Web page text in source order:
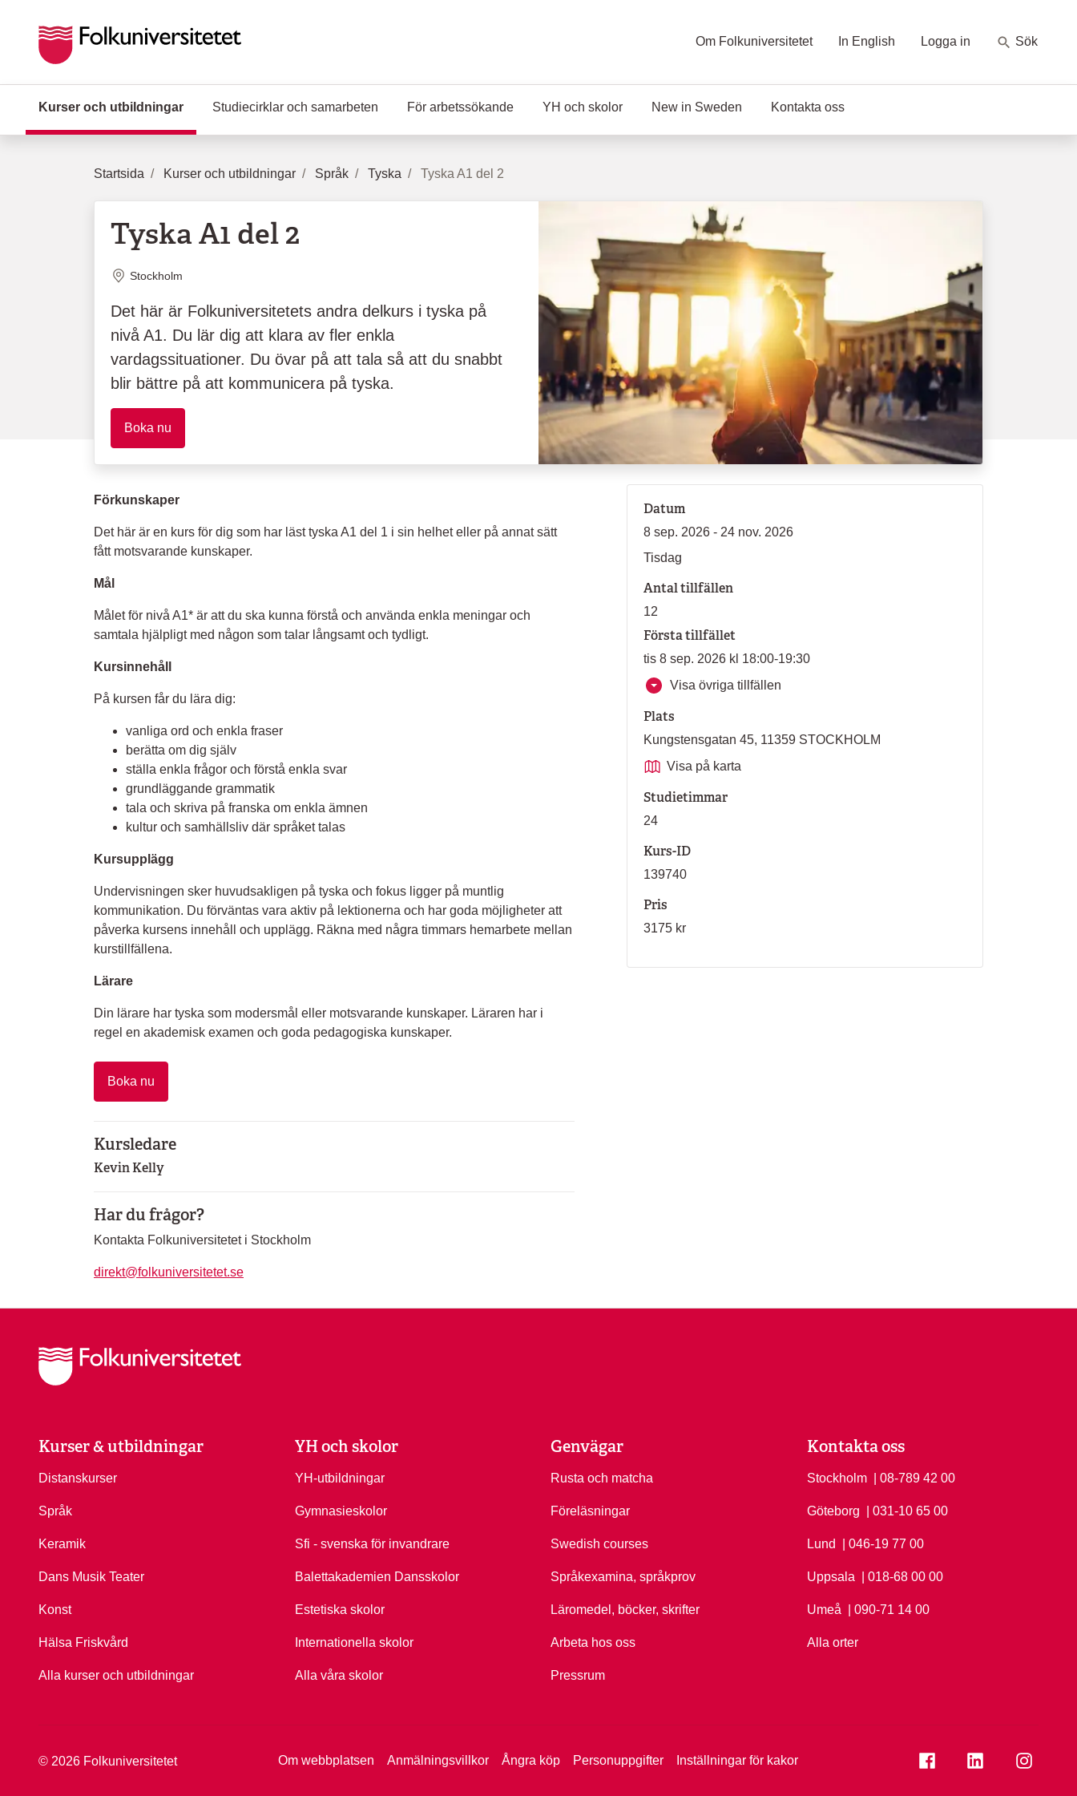
Om Folkuniversitetet In English Logga in Sök
Kurser och utbildningar (Aktuell sida)
Studiecirklar och samarbeten För arbetssökande YH och skolor New in Sweden Kontakta oss
Startsida Kurser och utbildningar Språk Tyska Tyska A1 del 2
Tyska A1 del 2
Plats
Stockholm
Det här är Folkuniversitetets andra delkurs i tyska på
nivå A1. Du lär dig att klara av fler enkla
vardagssituationer. Du övar på att tala så att du snabbt
blir bättre på att kommunicera på tyska.
Boka nu
Förkunskaper
Det här är en kurs för dig som har läst tyska A1 del 1 i sin helhet eller på annat sätt
fått motsvarande kunskaper.
Mål
Målet för nivå A1* är att du ska kunna förstå och använda enkla meningar och
samtala hjälpligt med någon som talar långsamt och tydligt.
Kursinnehåll
På kursen får du lära dig:
vanliga ord och enkla fraser
berätta om dig själv
ställa enkla frågor och förstå enkla svar
grundläggande grammatik
tala och skriva på franska om enkla ämnen
kultur och samhällsliv där språket talas
Kursupplägg
Undervisningen sker huvudsakligen på tyska och fokus ligger på muntlig
kommunikation. Du förväntas vara aktiv på lektionerna och har goda möjligheter att
påverka kursens innehåll och upplägg. Räkna med några timmars hemarbete mellan
kurstillfällena.
Lärare
Din lärare har tyska som modersmål eller motsvarande kunskaper. Läraren har i
regel en akademisk examen och goda pedagogiska kunskaper.
Boka nu
Kursledare
Kevin Kelly
Har du frågor?
Kontakta Folkuniversitetet i Stockholm
direkt@folkuniversitetet.se
Datum
8 sep. 2026 - 24 nov. 2026
Tisdag
Antal tillfällen
12
Första tillfället
tis 8 sep. 2026 kl 18:00-19:30
Visa övriga tillfällen
Plats
Kungstensgatan 45, 11359 STOCKHOLM
Visa på karta
Studietimmar
24
Kurs-ID
139740
Pris
3175 kr
Kurser & utbildningar
Distanskurser
Språk
Keramik
Dans Musik Teater
Konst
Hälsa Friskvård
Alla kurser och utbildningar
YH och skolor
YH-utbildningar
Gymnasieskolor
Sfi - svenska för invandrare
Balettakademien Dansskolor
Estetiska skolor
Internationella skolor
Alla våra skolor
Genvägar
Rusta och matcha
Föreläsningar
Swedish courses
Språkexamina, språkprov
Läromedel, böcker, skrifter
Arbeta hos oss
Pressrum
Kontakta oss
Stockholm Ring Stockholm på
| 08-789 42 00
Göteborg Ring Göteborg på
| 031-10 65 00
Lund Ring Lund på
| 046-19 77 00
Uppsala Ring Uppsala på
| 018-68 00 00
Umeå Ring Umeå på
| 090-71 14 00
Alla orter
© 2026 Folkuniversitetet Om webbplatsen Anmälningsvillkor Ångra köp Personuppgifter Inställningar för kakor Se folkuniversitetet på
Se